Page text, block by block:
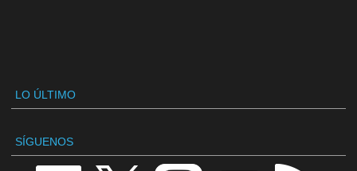
LO ÚLTIMO
SÍGUENOS